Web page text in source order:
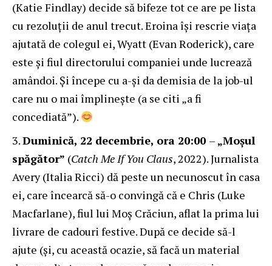
(Katie Findlay) decide să bifeze tot ce are pe lista
cu rezoluții de anul trecut. Eroina își rescrie viața
ajutată de colegul ei, Wyatt (Evan Roderick), care
este și fiul directorului companiei unde lucrează
amândoi. Și începe cu a-și da demisia de la job-ul
care nu o mai împlinește (a se citi „a fi
concediată”).
Duminică, 22 decembrie, ora 20:00 –„Moșul
spăgător” (Catch Me If You Claus, 2022). Jurnalista
Avery (Italia Ricci) dă peste un necunoscut în casa
ei, care încearcă să-o convingă că e Chris (Luke
Macfarlane), fiul lui Moș Crăciun, aflat la prima lui
livrare de cadouri festive. După ce decide să-l
ajute (și, cu această ocazie, să facă un material